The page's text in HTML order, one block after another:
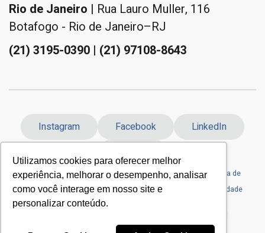
Utilizamos cookies para oferecer melhor
experiência, melhorar o desempenho, analisar
como você interage em nosso site e
personalizar conteúdo.
Rio de Janeiro | Rua Lauro Muller, 116
Botafogo - Rio de Janeiro–RJ
(21) 3195-0390 | (21) 97108-8643
Instagram Facebook
LinkedIn
Formulário de Exercício de Direito do
Titular
Envie Seu
Currículo
Política de
Privacidade
19.259.018/0001-30 | CRECI: 25548 J